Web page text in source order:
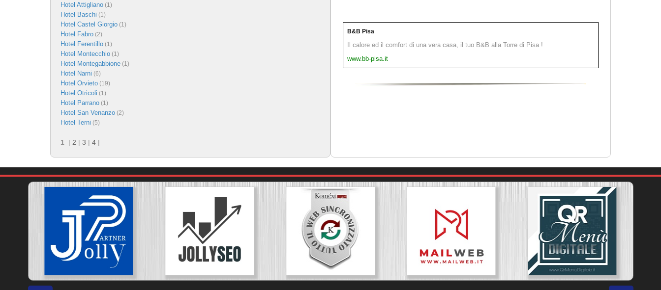
Hotel Attigliano (1)
Hotel Baschi (1)
Hotel Castel Giorgio (1)
Hotel Fabro (2)
Hotel Ferentillo (1)
Hotel Montecchio (1)
Hotel Montegabbione (1)
Hotel Narni (6)
Hotel Orvieto (19)
Hotel Otricoli (1)
Hotel Parrano (1)
Hotel San Venanzo (2)
Hotel Terni (5)
1 | 2 | 3 | 4 |
B&B Pisa
Il calore ed il comfort di una vera casa, il tuo B&B alla Torre di Pisa !
www.bb-pisa.it